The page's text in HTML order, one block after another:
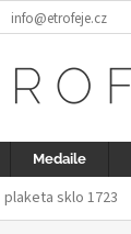
info@etrofeje.cz
Medaile
plaketa sklo 1723